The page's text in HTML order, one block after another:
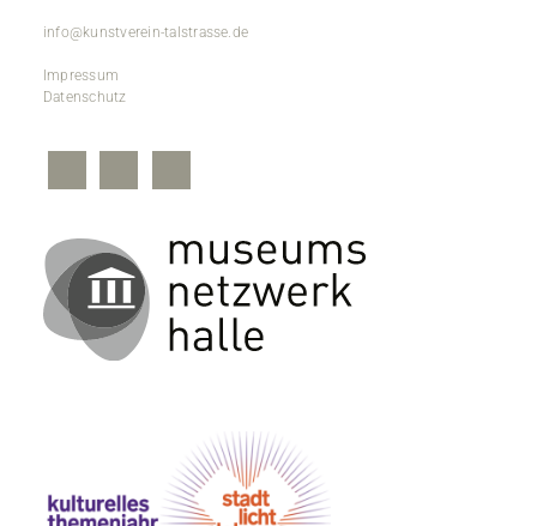
info@kunstverein-talstrasse.de
Impressum
Datenschutz